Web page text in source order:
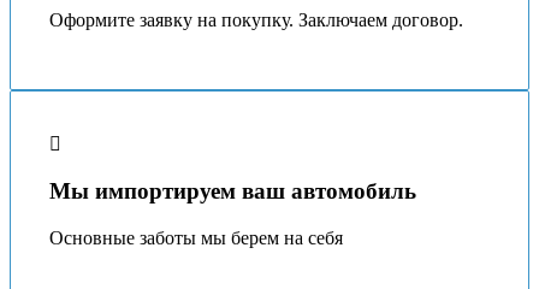
Оформите заявку на покупку. Заключаем договор.
Мы импортируем ваш автомобиль
Основные заботы мы берeм на себя